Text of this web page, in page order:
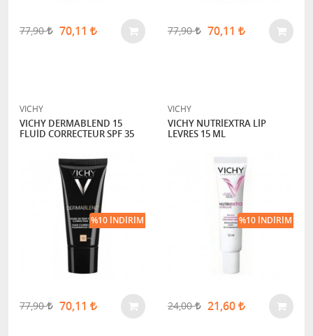
77,90 70,11 77,90 70,11
VICHY
VICHY DERMABLEND 15
FLUİD CORRECTEUR SPF 35
77,90 70,11
%10 İNDIRIM
VICHY
VICHY NUTRİEXTRA LİP
LEVRES 15 ML
24,00 21,60
%10 İNDIRIM